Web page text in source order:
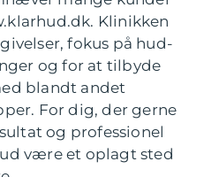
Klinikken
fokus på hud-
og for at tilbyde
blandt andet
For dig, der gerne
og professionel
være et oplagt sted